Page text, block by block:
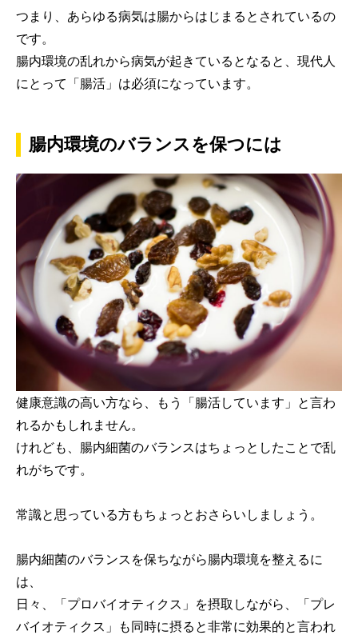
つまり、あらゆる病気は腸からはじまるとされているの
です。
腸内環境の乱れから病気が起きているとなると、現代人
にとって「腸活」は必須になっています。
腸内環境のバランスを保つには
健康意識の高い方なら、もう「腸活しています」と言わ
れるかもしれません。
けれども、腸内細菌のバランスはちょっとしたことで乱
れがちです。
常識と思っている方もちょっとおさらいしましょう。
腸内細菌のバランスを保ちながら腸内環境を整えるに
は、
日々、「プロバイオティクス」を摂取しながら、「プレ
バイオティクス」も同時に摂ると非常に効果的と言われ